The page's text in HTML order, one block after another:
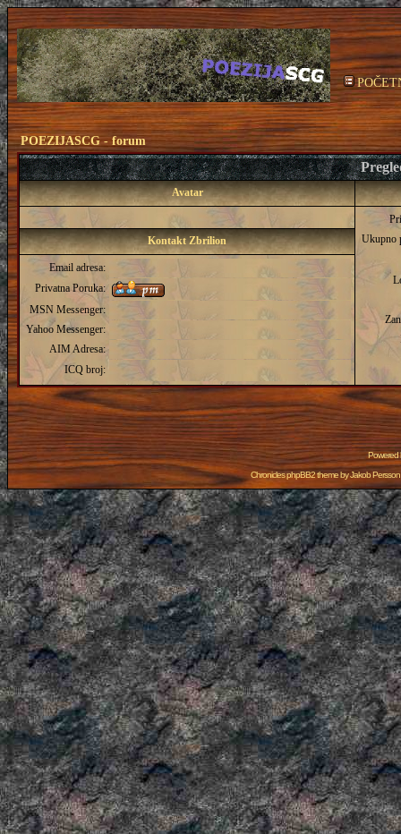
POEZIJASCG - forum
Avatar
Ukupno
Kontakt Zbrilion
Email adresa:
Privatna Poruka:
MSN Messenger:
Yahoo Messenger:
AIM Adresa:
ICQ broj:
Powered
Chronicles phpBB2 theme byJakob Persson